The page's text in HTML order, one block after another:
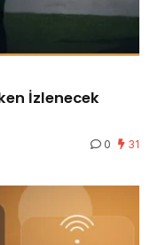
İzlenecek
0 31